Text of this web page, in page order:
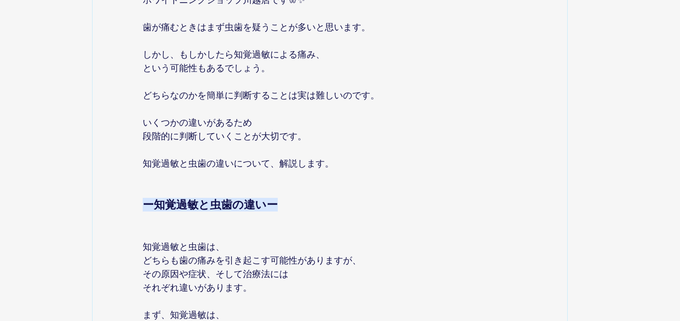
歯が痛むときはまず虫歯を疑うことが多いと思います。
しかし、もしかしたら知覚過敏による痛み、
という可能性もあるでしょう。
どちらなのかを簡単に判断することは実は難しいのです。
いくつかの違いがあるため
段階的に判断していくことが大切です。
知覚過敏と虫歯の違いについて、解説します。
ー知覚過敏と虫歯の違いー
知覚過敏と虫歯は、
どちらも歯の痛みを引き起こす可能性がありますが、
その原因や症状、そして治療法には
それぞれ違いがあります。
まず、知覚過敏は、